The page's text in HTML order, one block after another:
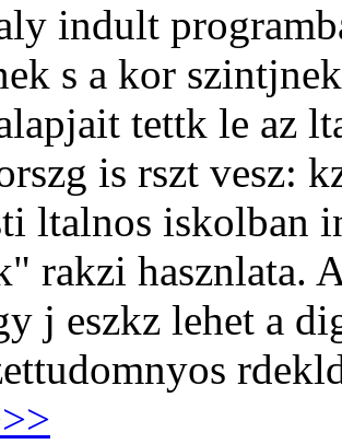
indult
s a kor
tettk le az
is rszt vesz:
ltalnos iskolban
rakzi hasznlata.
j eszkz lehet a